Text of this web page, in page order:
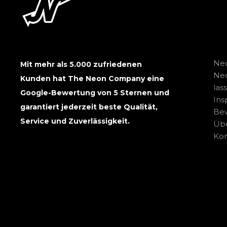
Mit mehr als 5.000 zufriedenen
Kunden hat The Neon Company eine
Google-Bewertung von 5 Sternen und
garantiert jederzeit beste Qualität,
Service und Zuverlässigkeit.